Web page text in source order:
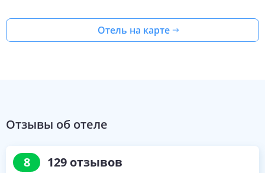
Отель на карте
Отзывы об отеле
8 129 отзывов